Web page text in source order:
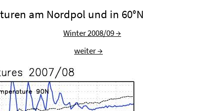
am Nordpol und in 60°N
Winter 2008/09 →
weiter →